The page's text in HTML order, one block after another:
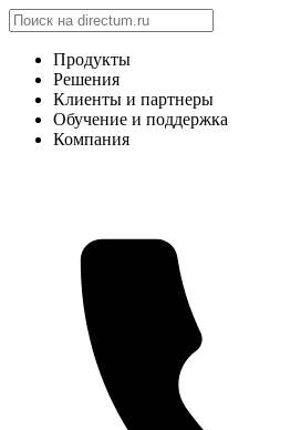
Продукты
Решения
Клиенты и партнеры
Обучение и поддержка
Компания